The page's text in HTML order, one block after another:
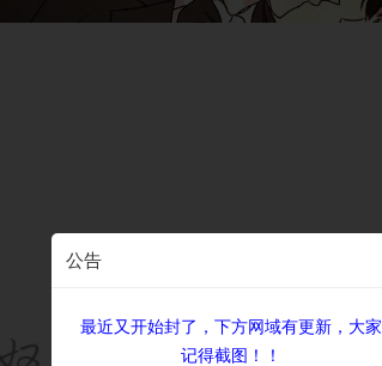
公告
最近又开始封了，下方网域有更新，大家
记得截图！！